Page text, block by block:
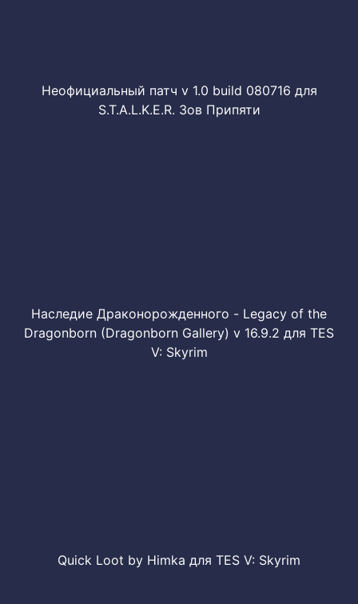
Неофициальный патч v 1.0 build 080716 для
S.T.A.L.K.E.R. Зов Припяти
Наследие Драконорожденного - Legacy of the
Dragonborn (Dragonborn Gallery) v 16.9.2 для TES
V: Skyrim
Quick Loot by Himka для TES V: Skyrim